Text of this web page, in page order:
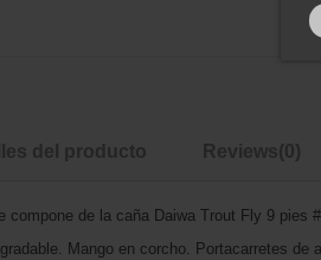
del producto Reviews(0)
compone de la caña Daiwa Trout Fly 9
Mango en corcho. Portacarretes